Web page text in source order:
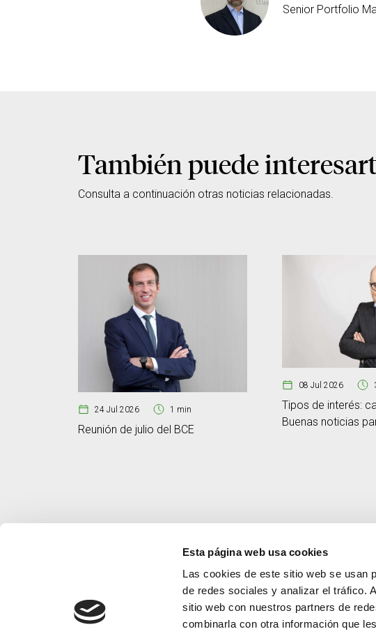
Esta página web usa cookies
Las cookies de este sitio web se usan
de redes sociales y analizar el tráfico.
sitio web con nuestros partners de
combinarla con otra información que
Senior Portfolio
También puede
Consulta a continuación otras noticias relacionadas.
24 Jul 2026 1 min
Reunión de julio del BCE
08 Jul 2026
Tipos de interés:
Buenas noticias